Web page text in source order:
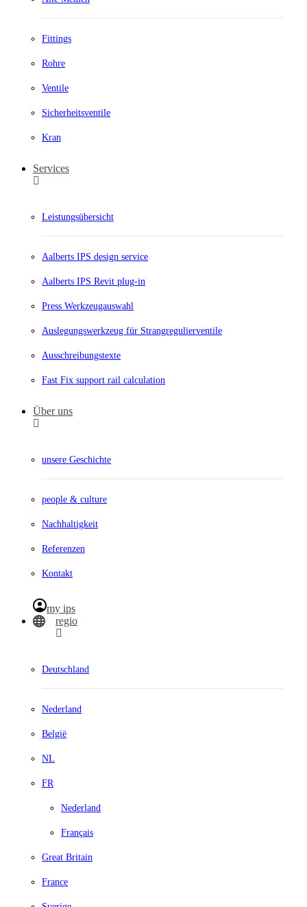
Fittings
Rohre
Ventile
Sicherheitsventile
Kran
Services
Leistungsübersicht
Aalberts IPS design service
Aalberts IPS Revit plug-in
Press Werkzeugauswahl
Auslegungswerkzeug für Strangregulierventile
Ausschreibungstexte
Fast Fix support rail calculation
Über uns
unsere Geschichte
people & culture
Nachhaltigkeit
Referenzen
Kontakt
my ips
regio
Deutschland
Nederland
België
NL
FR
Nederland
Français
Great Britain
France